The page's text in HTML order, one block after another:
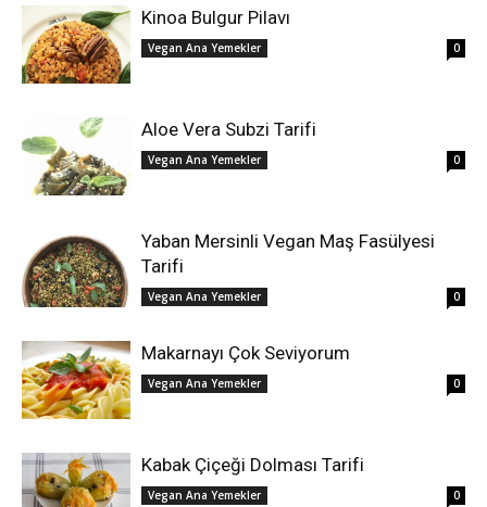
Kinoa Bulgur Pilavı
Vegan Ana Yemekler 0
Aloe Vera Subzi Tarifi
Vegan Ana Yemekler 0
Yaban Mersinli Vegan Maş Fasülyesi
Tarifi
Vegan Ana Yemekler 0
Makarnayı Çok Seviyorum
Vegan Ana Yemekler 0
Kabak Çiçeği Dolması Tarifi
Vegan Ana Yemekler 0